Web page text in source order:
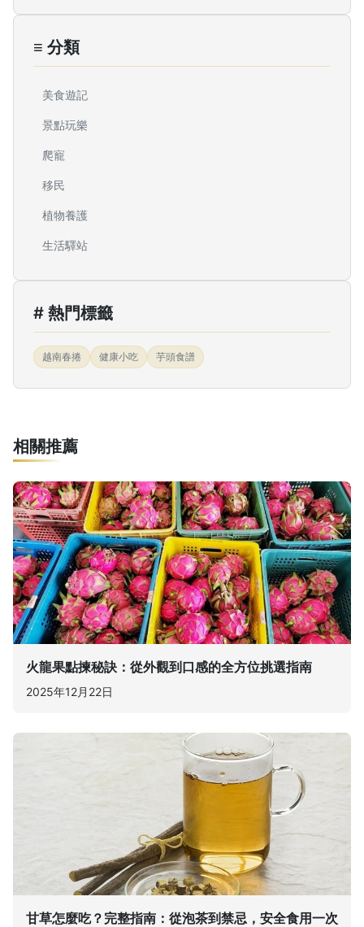
≡ 分類
美食遊記
景點玩樂
爬寵
移民
植物養護
生活驛站
# 熱門標籤
越南春捲 健康小吃 芋頭食譜
相關推薦
火龍果點揀秘訣：從外觀到口感的全方位挑選指南
2025年12月22日
甘草怎麼吃？完整指南：從泡茶到禁忌，安全食用一次